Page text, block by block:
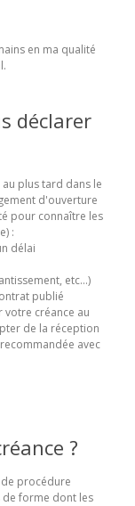
en ma qualité
déclarer
plus tard dans le
d'ouverture
pour connaître les
:
délai
etc...)
publié
votre créance au
de la réception
avec
?
procédure
forme dont les